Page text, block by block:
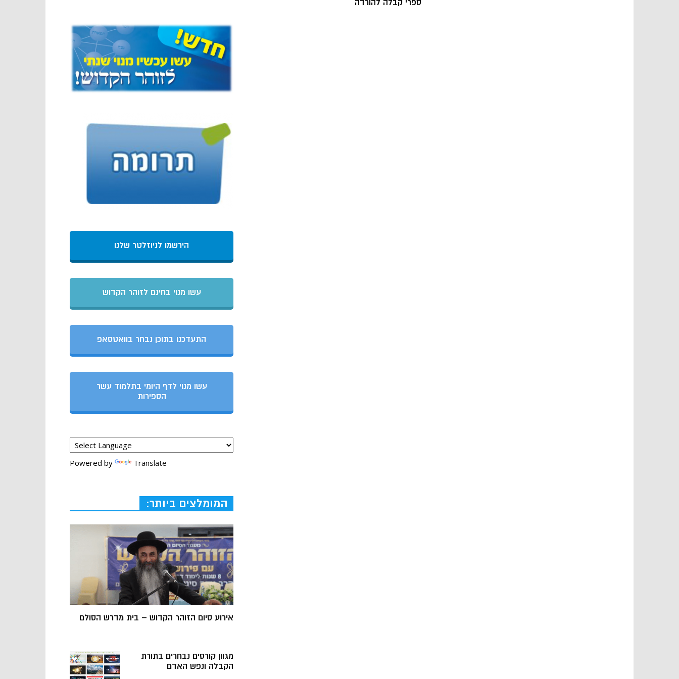
ספרי קבלה להורדה
הירשמו לניוזלטר שלנו
עשו מנוי בחינם לזוהר הקדוש
התעדכנו בתוכן נבחר בוואטסאפ
עשו מנוי לדף היומי בתלמוד עשר
הספירות
Powered by Translate
המומלצים ביותר:
אירוע סיום הזוהר הקדוש – בית מדרש הסולם
מגוון קורסים נבחרים בתורת
הקבלה ונפש האדם